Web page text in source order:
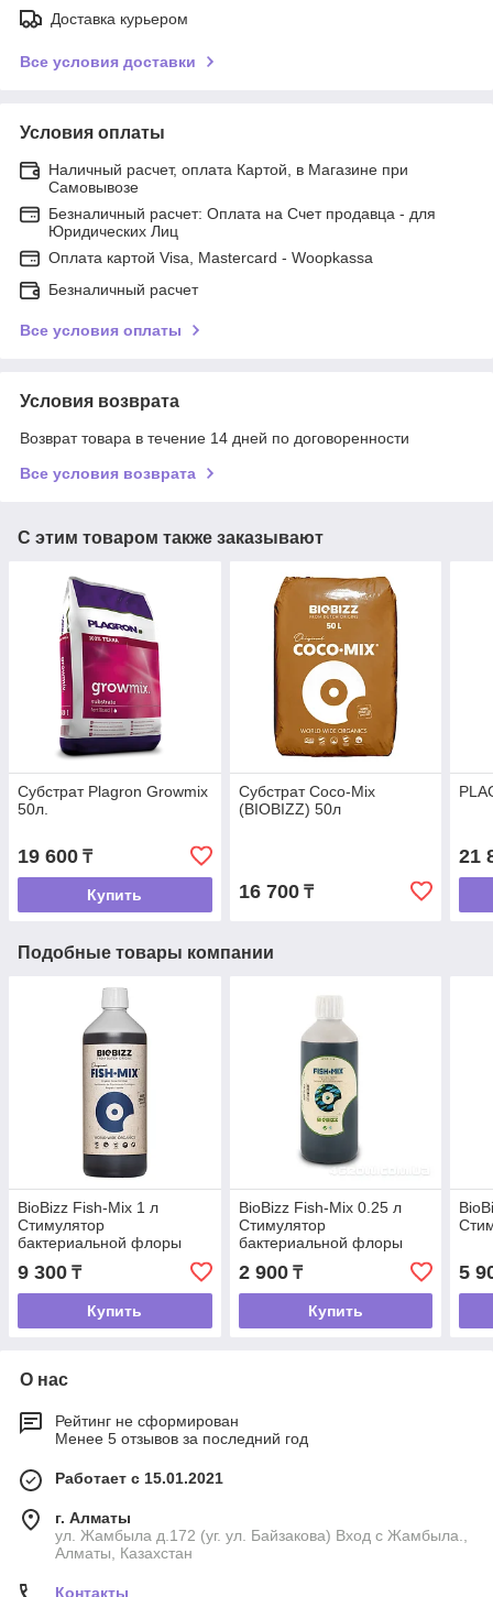
Доставка курьером
Все условия доставки
Условия оплаты
Наличный расчет, оплата Картой, в Магазине при
Самовывозе
Безналичный расчет: Оплата на Счет продавца - для
Юридических Лиц
Оплата картой Visa, Mastercard - Woopkassa
Безналичный расчет
Все условия оплаты
Условия возврата
Возврат товара в течение 14 дней по договоренности
Все условия возврата
С этим товаром также заказывают
Субстрат Plagron Growmix
50л.
19 600 ₸
Купить
Субстрат Coco-Mix
(BIOBIZZ) 50л
16 700₸
21
Подобные товары компании
BioBizz Fish-Mix 1 л
Стимулятор
бактериальной флоры
9 300 ₸
Купить
BioBizz Fish-Mix 0.25 л
Стимулятор
бактериальной флоры
2 900₸
Купить
5
О нас
Рейтинг не сформирован
Менее 5 отзывов за последний год
Работает с 15.01.2021
г. Алматы
ул. Жамбыла д.172 (уг. ул. Байзакова) Вход с Жамбыла.,
Алматы, Казахстан
Контакты